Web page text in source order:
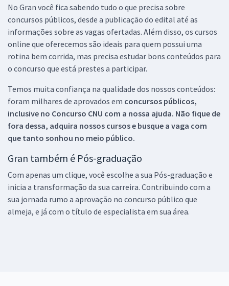
No Gran você fica sabendo tudo o que precisa sobre
concursos públicos, desde a publicação do edital até as
informações sobre as vagas ofertadas. Além disso, os cursos
online que oferecemos são ideais para quem possui uma
rotina bem corrida, mas precisa estudar bons conteúdos para
o concurso que está prestes a participar.
Temos muita confiança na qualidade dos nossos conteúdos:
foram milhares de aprovados em concursos públicos,
inclusive no Concurso CNU com a nossa ajuda. Não fique de
fora dessa, adquira nossos cursos e busque a vaga com
que tanto sonhou no meio público.
Gran também é Pós-graduação
Com apenas um clique, você escolhe a sua Pós-graduação e
inicia a transformação da sua carreira. Contribuindo com a
sua jornada rumo a aprovação no concurso público que
almeja, e já com o título de especialista em sua área.